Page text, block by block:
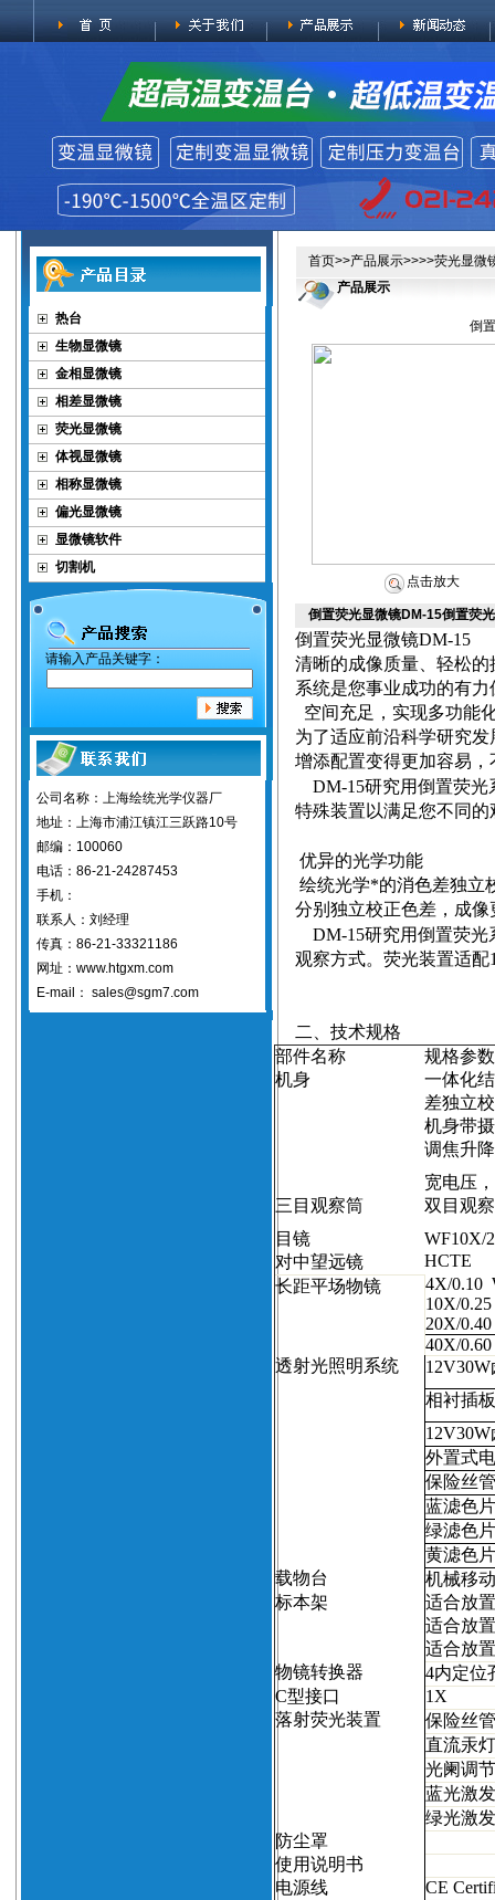
热台
生物显微镜
金相显微镜
相差显微镜
荧光显微镜
体视显微镜
相称显微镜
偏光显微镜
显微镜软件
切割机
请输入产品关键字：
公司名称：上海绘统光学仪器厂
地址：上海市浦江镇江三跃路10号
邮编：100060
电话：86-21-24287453
手机：
联系人：刘经理
传真：86-21-33321186
网址：www.htgxm.com
E-mail： sales@sgm7.com
首页>>产品展示>>>>荧光显微
产品展示
倒
点击放大
倒置荧光显微镜DM-15倒置荧
倒置荧光显微镜DM-15
清晰的成像质量、轻松
系统是您事业成功的有力
空间充足，实现多功能
为了适应前沿科学研究发
增添配置变得更加容易
DM-15研究用倒置荧光
特殊装置以满足您不同的
优异的光学功能
绘统光学*的消色差独立
分别独立校正色差，成像
DM-15研究用倒置荧光
观察方式。荧光装置适配
二、技术规格
部件名称
规格参数
机身
一体化
差独立
机身带
调焦升
宽电压，
三目观察筒
双目观
目镜
WF10X/
对中望远镜
HCTE
长距平场物镜
4X/0.10
10X/
20X/
40X/
透射光照明系统
12V30W
相衬插
12V30W
外置式
保险丝管
蓝滤色
绿滤色
黄滤色
载物台
机械移
标本架
适合放置
适合放置
适合放置
物镜转换器
4内定位
C型接口
1X
落射荧光装置
保险丝管
直流汞灯
光阑调
蓝光激
绿光激
防尘罩
使用说明书
电源线
CE